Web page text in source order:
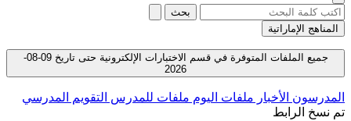
بحث
المناهج الإماراتية
جميع الملفات المتوفرة في قسم الاختبارات الإلكترونية حتى تاريخ 09-08-
2026
المدرسون الأخبار ملفات اليوم ملفات للمدرس التقويم المدرسي
تم نسخ الرابط